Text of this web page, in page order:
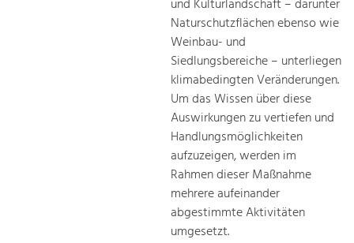
und Kulturlandschaft – darunter
Naturschutzflächen ebenso wie
Weinbau- und
Siedlungsbereiche – unterliegen
klimabedingten Veränderungen.
Um das Wissen über diese
Auswirkungen zu vertiefen und
Handlungsmöglichkeiten
aufzuzeigen, werden im
Rahmen dieser Maßnahme
mehrere aufeinander
abgestimmte Aktivitäten
umgesetzt.